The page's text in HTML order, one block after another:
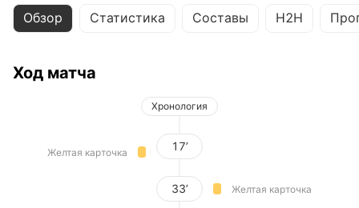
Обзор Статистика Составы H2H
Ход матча
Хронология
Желтая карточка 17’
33’ Желтая карточка